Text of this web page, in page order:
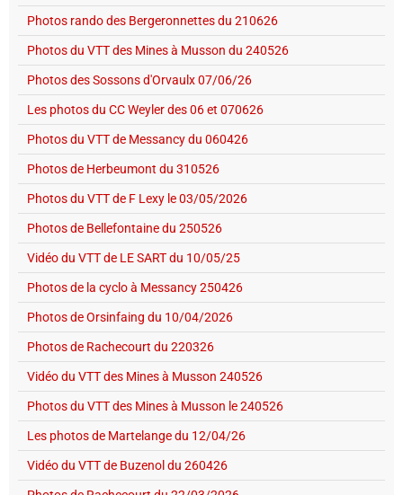
Photos rando des Bergeronnettes du 210626
Photos du VTT des Mines à Musson du 240526
Photos des Sossons d'Orvaulx 07/06/26
Les photos du CC Weyler des 06 et 070626
Photos du VTT de Messancy du 060426
Photos de Herbeumont du 310526
Photos du VTT de F Lexy le 03/05/2026
Photos de Bellefontaine du 250526
Vidéo du VTT de LE SART du 10/05/25
Photos de la cyclo à Messancy 250426
Photos de Orsinfaing du 10/04/2026
Photos de Rachecourt du 220326
Vidéo du VTT des Mines à Musson 240526
Photos du VTT des Mines à Musson le 240526
Les photos de Martelange du 12/04/26
Vidéo du VTT de Buzenol du 260426